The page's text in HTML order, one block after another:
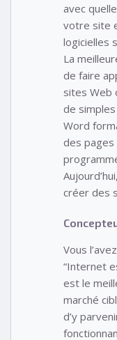
avec
votre site
logicielles
La
de faire
sites Web
de
Word
des pages
créer des
Vous
“Internet
est le
marché
d’y